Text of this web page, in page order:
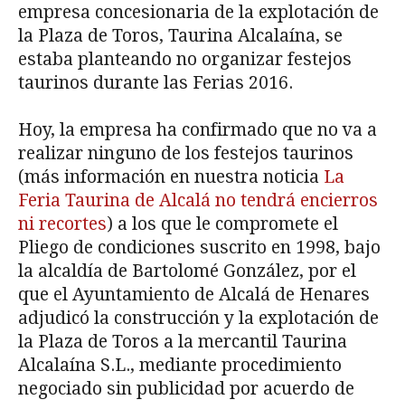
empresa concesionaria de la explotación de
la Plaza de Toros, Taurina Alcalaína, se
estaba planteando no organizar festejos
taurinos durante las Ferias 2016.
Hoy, la empresa ha confirmado que no va a
realizar ninguno de los festejos taurinos
(más información en nuestra noticia La
Feria Taurina de Alcalá no tendrá encierros
ni recortes) a los que le compromete el
Pliego de condiciones suscrito en 1998, bajo
la alcaldía de Bartolomé González, por el
que el Ayuntamiento de Alcalá de Henares
adjudicó la construcción y la explotación de
la Plaza de Toros a la mercantil Taurina
Alcalaína S.L., mediante procedimiento
negociado sin publicidad por acuerdo de